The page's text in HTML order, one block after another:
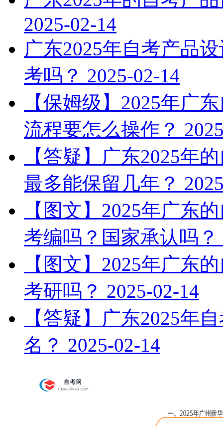
2025-02-14
广东2025年自考产品
考吗？ 2025-02-14
【保姆级】2025年广
流程要怎么操作？
【答疑】广东2025年
最多能保留几年？
【图文】2025年广东
考编吗？国家承认吗？
【图文】2025年广东
考研吗？ 2025-02-14
【答疑】广东2025年
名？ 2025-02-14